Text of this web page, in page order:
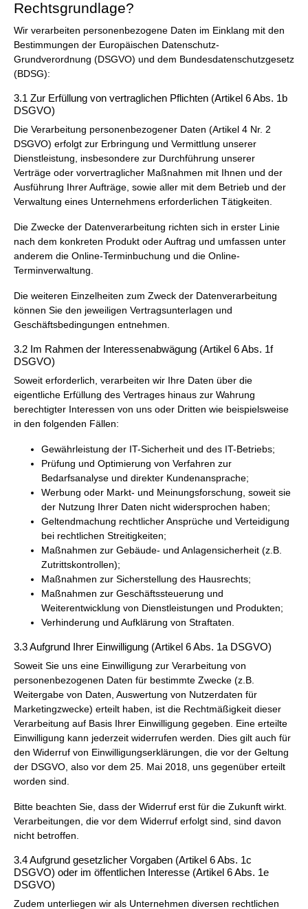
Rechtsgrundlage?
Wir verarbeiten personenbezogene Daten im Einklang mit den
Bestimmungen der Europäischen Datenschutz-
Grundverordnung (DSGVO) und dem Bundesdatenschutzgesetz
(BDSG):
3.1 Zur Erfüllung von vertraglichen Pflichten (Artikel 6 Abs. 1b
DSGVO)
Die Verarbeitung personenbezogener Daten (Artikel 4 Nr. 2
DSGVO) erfolgt zur Erbringung und Vermittlung unserer
Dienstleistung, insbesondere zur Durchführung unserer
Verträge oder vorvertraglicher Maßnahmen mit Ihnen und der
Ausführung Ihrer Aufträge, sowie aller mit dem Betrieb und der
Verwaltung eines Unternehmens erforderlichen Tätigkeiten.
Die Zwecke der Datenverarbeitung richten sich in erster Linie
nach dem konkreten Produkt oder Auftrag und umfassen unter
anderem die Online-Terminbuchung und die Online-
Terminverwaltung.
Die weiteren Einzelheiten zum Zweck der Datenverarbeitung
können Sie den jeweiligen Vertragsunterlagen und
Geschäftsbedingungen entnehmen.
3.2 Im Rahmen der Interessenabwägung (Artikel 6 Abs. 1f
DSGVO)
Soweit erforderlich, verarbeiten wir Ihre Daten über die
eigentliche Erfüllung des Vertrages hinaus zur Wahrung
berechtigter Interessen von uns oder Dritten wie beispielsweise
in den folgenden Fällen:
Gewährleistung der IT-Sicherheit und des IT-Betriebs;
Prüfung und Optimierung von Verfahren zur
Bedarfsanalyse und direkter Kundenansprache;
Werbung oder Markt- und Meinungsforschung, soweit sie
der Nutzung Ihrer Daten nicht widersprochen haben;
Geltendmachung rechtlicher Ansprüche und Verteidigung
bei rechtlichen Streitigkeiten;
Maßnahmen zur Gebäude- und Anlagensicherheit (z.B.
Zutrittskontrollen);
Maßnahmen zur Sicherstellung des Hausrechts;
Maßnahmen zur Geschäftssteuerung und
Weiterentwicklung von Dienstleistungen und Produkten;
Verhinderung und Aufklärung von Straftaten.
3.3 Aufgrund Ihrer Einwilligung (Artikel 6 Abs. 1a DSGVO)
Soweit Sie uns eine Einwilligung zur Verarbeitung von
personenbezogenen Daten für bestimmte Zwecke (z.B.
Weitergabe von Daten, Auswertung von Nutzerdaten für
Marketingzwecke) erteilt haben, ist die Rechtmäßigkeit dieser
Verarbeitung auf Basis Ihrer Einwilligung gegeben. Eine erteilte
Einwilligung kann jederzeit widerrufen werden. Dies gilt auch für
den Widerruf von Einwilligungserklärungen, die vor der Geltung
der DSGVO, also vor dem 25. Mai 2018, uns gegenüber erteilt
worden sind.
Bitte beachten Sie, dass der Widerruf erst für die Zukunft wirkt.
Verarbeitungen, die vor dem Widerruf erfolgt sind, sind davon
nicht betroffen.
3.4 Aufgrund gesetzlicher Vorgaben (Artikel 6 Abs. 1c
DSGVO) oder im öffentlichen Interesse (Artikel 6 Abs. 1e
DSGVO)
Zudem unterliegen wir als Unternehmen diversen rechtlichen